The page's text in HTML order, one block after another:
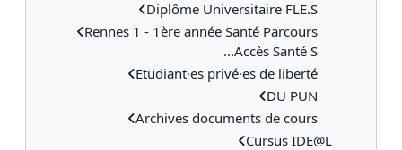
Diplôme Universitaire FLE.S
Rennes 1 - 1ère année Santé Parcours
Accès Santé S...
Etudiant·es privé·es de liberté
DU PUN
Archives documents de cours
Cursus IDE@L